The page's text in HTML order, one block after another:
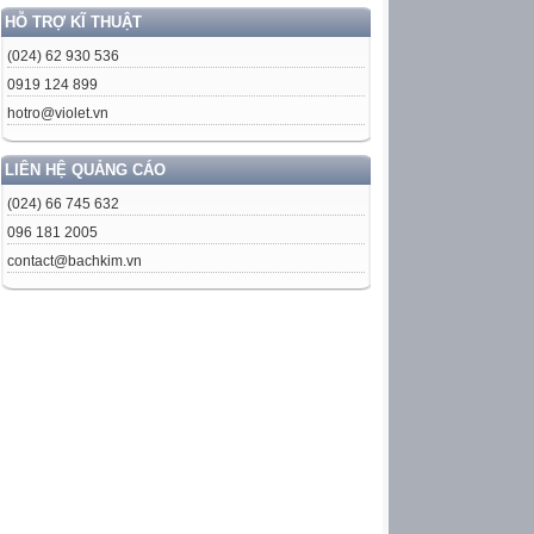
HỖ TRỢ KĨ THUẬT
(024) 62 930 536
0919 124 899
hotro@violet.vn
LIÊN HỆ QUẢNG CÁO
(024) 66 745 632
096 181 2005
contact@bachkim.vn